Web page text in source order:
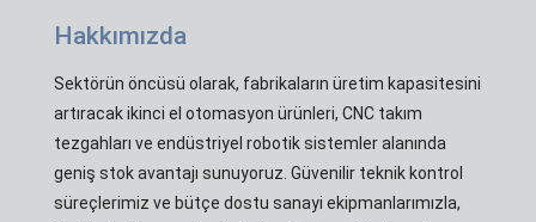
Hakkımızda
Sektörün öncüsü olarak, fabrikaların üretim kapasitesini
artıracak ikinci el otomasyon ürünleri, CNC takım
tezgahları ve endüstriyel robotik sistemler alanında
geniş stok avantajı sunuyoruz. Güvenilir teknik kontrol
süreçlerimiz ve bütçe dostu sanayi ekipmanlarımızla,